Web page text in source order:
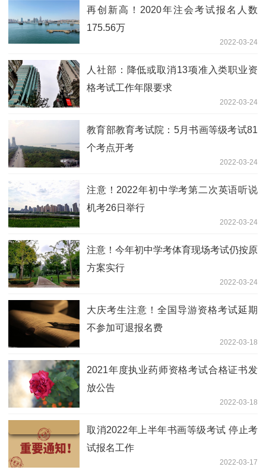
再创新高！2020年注会考试报名人数
175.56万
2022-03-24
人社部：降低或取消13项准入类职业资
格考试工作年限要求
2022-03-24
教育部教育考试院：5月书画等级考试81
个考点开考
2022-03-24
注意！2022年初中学考第二次英语听说
机考26日举行
2022-03-24
注意！今年初中学考体育现场考试仍按原
方案实行
2022-03-24
大庆考生注意！全国导游资格考试延期
不参加可退报名费
2022-03-18
2021年度执业药师资格考试合格证书发
放公告
2022-03-18
取消2022年上半年书画等级考试 停止考
试报名工作
2022-03-17